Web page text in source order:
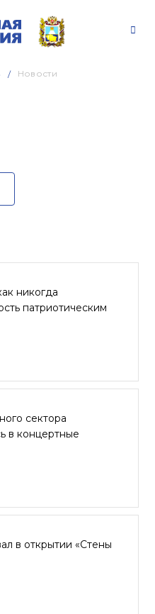
Новости
никогда
патриотическим
сектора
в концертные
в открытии «Стены